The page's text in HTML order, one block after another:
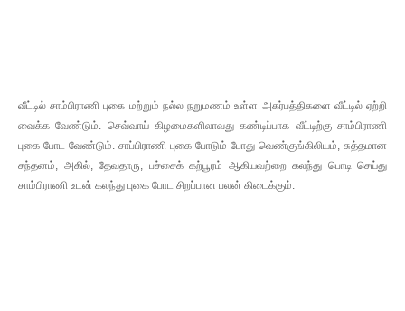
வீட்டில் சாம்பிராணி புகை மற்றும் நல்ல நறுமணம் உள்ள அகர்பத்திகளை வீட்டில் ஏற்றி
வைக்க வேண்டும். செவ்வாய் கிழமைகளிலாவது கண்டிப்பாக வீட்டிற்கு சாம்பிராணி
புகை போட வேண்டும். சாப்பிராணி புகை போடும் போது வெண்குங்கிலியம், சுத்தமான
சந்தனம், அகில், தேவதாரு, பச்சைக் கற்பூரம் ஆகியவற்றை கலந்து பொடி செய்து
சாம்பிராணி உடன் கலந்து புகை போட சிறப்பான பலன் கிடைக்கும்.